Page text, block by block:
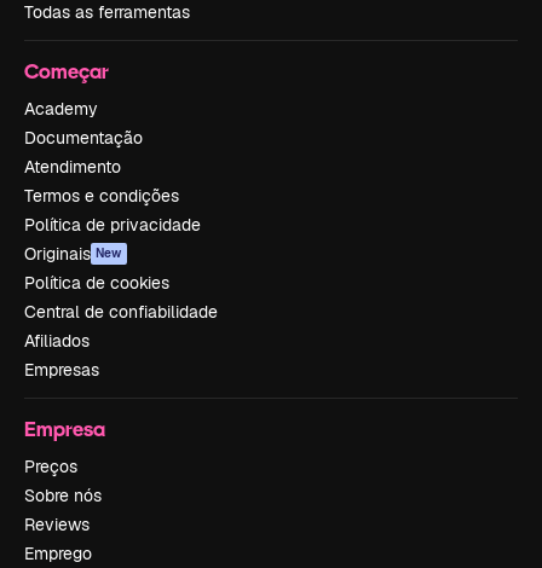
Todas as ferramentas
Começar
Academy
Documentação
Atendimento
Termos e condições
Política de privacidade
Originais New
Política de cookies
Central de confiabilidade
Afiliados
Empresas
Empresa
Preços
Sobre nós
Reviews
Emprego